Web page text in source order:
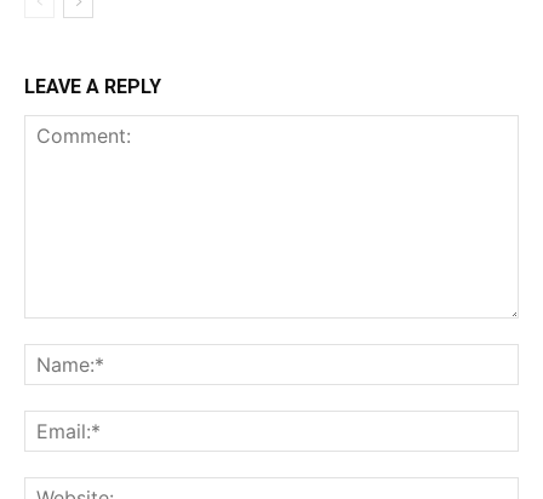
LEAVE A REPLY